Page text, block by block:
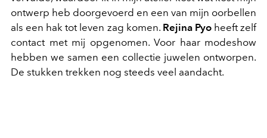
ontwerp heb doorgevoerd en een van mijn oorbellen
als een hak tot leven zag komen. Rejina Pyoheeft zelf
contact met mij opgenomen. Voor haar modeshow
hebben we samen een collectie juwelen ontworpen.
De stukken trekken nog steeds veel aandacht.